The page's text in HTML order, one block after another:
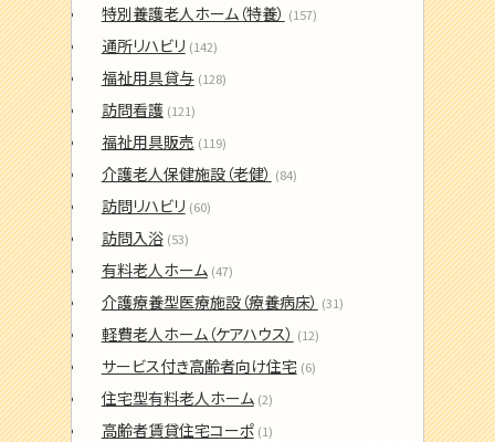
特別養護老人ホーム（特養） (157)
通所リハビリ (142)
福祉用具貸与 (128)
訪問看護 (121)
福祉用具販売 (119)
介護老人保健施設（老健） (84)
訪問リハビリ (60)
訪問入浴 (53)
有料老人ホーム (47)
介護療養型医療施設（療養病床） (31)
軽費老人ホーム（ケアハウス） (12)
サービス付き高齢者向け住宅 (6)
住宅型有料老人ホーム (2)
高齢者賃貸住宅コーポ (1)